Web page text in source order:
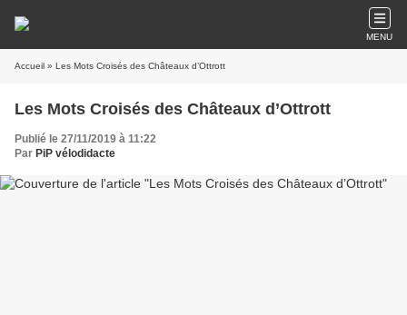
MENU
Accueil » Les Mots Croisés des Châteaux d’Ottrott
Les Mots Croisés des Châteaux d’Ottrott
Publié le 27/11/2019 à 11:22
Par PiP vélodidacte